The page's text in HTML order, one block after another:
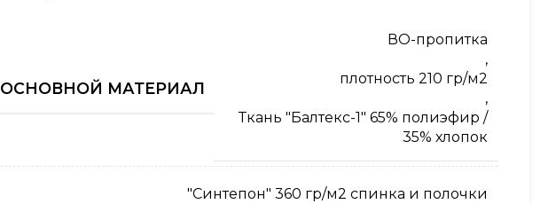
ОСНОВНОЙ МАТЕРИАЛ
ВО-пропитка
,
плотность 210 гр/м2
,
Ткань "Балтекс-1" 65% полиэфир /
35% хлопок
"Синтепон" 360 гр/м2 спинка и полочки